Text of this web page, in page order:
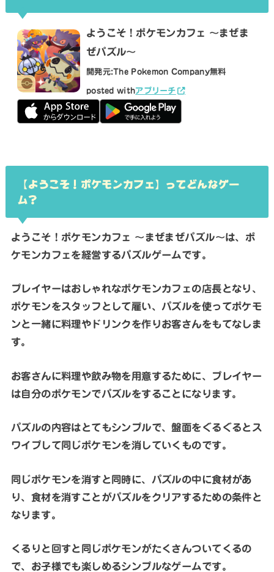
ようこそ！ポケモンカフェ ～まぜま
ぜパズル～
開発元:The Pokemon Company無料
posted withアプリーチ
【ようこそ！ポケモンカフェ】ってどんなゲー
ム？
ようこそ！ポケモンカフェ ～まぜまぜパズル～は、ポ
ケモンカフェを経営するパズルゲームです。
プレイヤーはおしゃれなポケモンカフェの店長となり、
ポケモンをスタッフとして雇い、パズルを使ってポケモ
ンと一緒に料理やドリンクを作りお客さんをもてなしま
す。
お客さんに料理や飲み物を用意するために、プレイヤー
は自分のポケモンでパズルをすることになります。
パズルの内容はとてもシンプルで、盤面をぐるぐるとス
ワイプして同じポケモンを消していくものです。
同じポケモンを消すと同時に、パズルの中に食材があ
り、食材を消すことがパズルをクリアするための条件と
なります。
くるりと回すと同じポケモンがたくさんついてくるの
で、お子様でも楽しめるシンプルなゲームです。